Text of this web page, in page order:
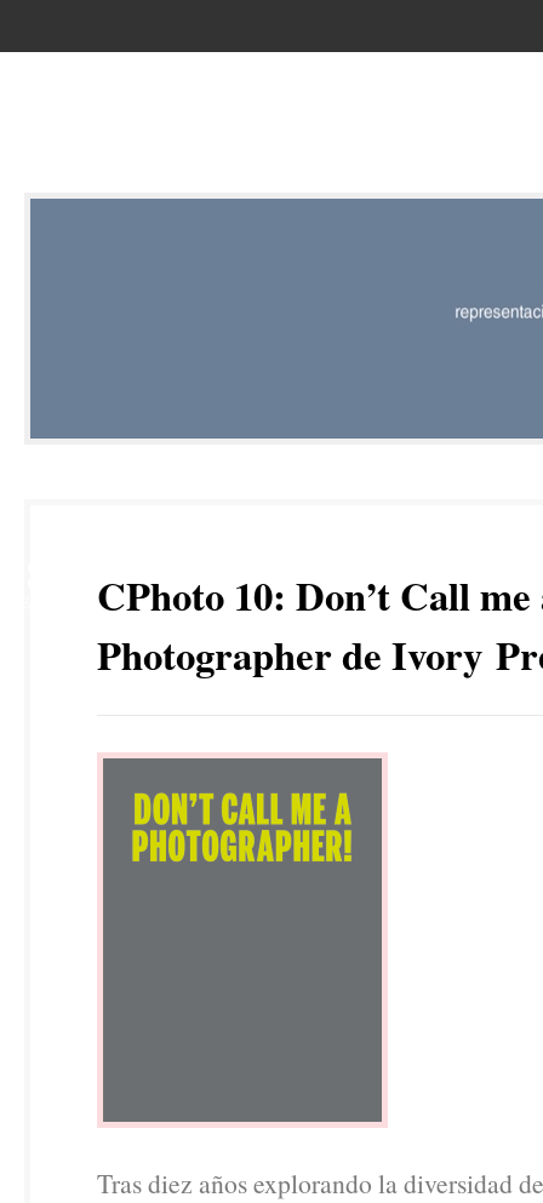
CPhoto 10: Don’t Call me
Photographer de Ivory
Tras diez años explorando la diversidad